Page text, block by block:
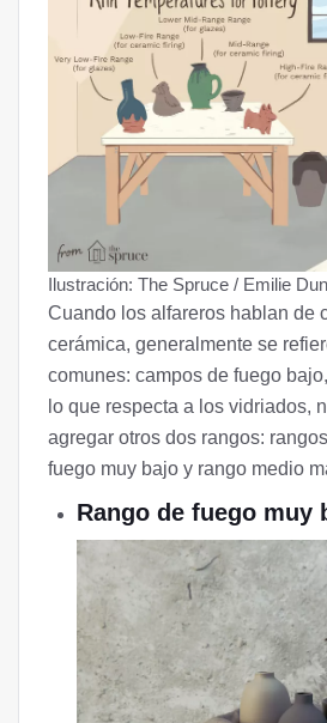
Ilustración: The Spruce / Emilie
Cuando los alfareros hablan de
cerámica, generalmente se
comunes: campos de fuego
lo que respecta a los vidriados,
agregar otros dos rangos:
fuego muy bajo y rango medio
Rango de fuego muy